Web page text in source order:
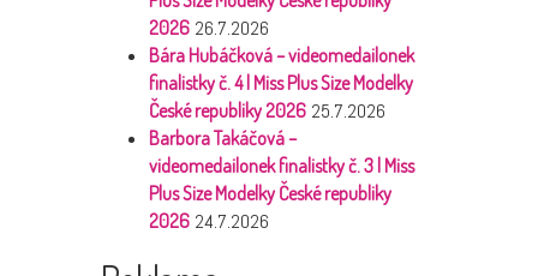
2026 26.7.2026
Bára Hubáčková – videomedailonek
finalistky č. 4 | Miss Plus Size Modelky
České republiky 2026 25.7.2026
Barbora Takáčová –
videomedailonek finalistky č. 3 | Miss
Plus Size Modelky České republiky
2026 24.7.2026